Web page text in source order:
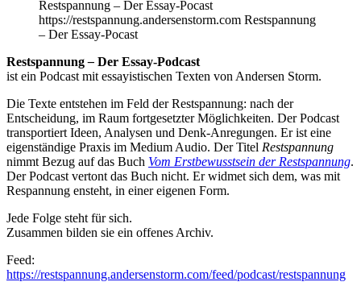
https://restspannung.andersenstorm.com Restspannung
– Der Essay-Pocast
Restspannung– Der Essay-Podcast
ist ein Podcast mit essayistischen Texten von Andersen Storm.
Die Texte entstehen im Feld der Restspannung: nach der
Entscheidung, im Raum fortgesetzter Möglichkeiten. Der Podcast
transportiert Ideen, Analysen und Denk-Anregungen. Er ist eine
eigenständige Praxis im Medium Audio. Der Titel Restspannung
nimmt Bezug auf das Buch Vom Erstbewusstsein der Restspannung.
Der Podcast vertont das Buch nicht. Er widmet sich dem, was mit
Respannung ensteht, in einer eigenen Form.
Jede Folge steht für sich.
Zusammen bilden sie ein offenes Archiv.
Feed:
https://restspannung.andersenstorm.com/feed/podcast/restspannung